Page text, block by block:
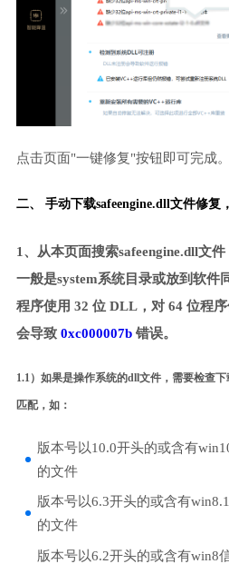
点击页面"一键修复"按钮即可完成。
二、 手动下载safeengine.dll文件修复，
1、从本页面搜索safeengine.dll文
一般是system系统目录或放到软件
程序使用 32 位 DLL，对 64 位程
会导致 0xc000007b错误。
1.1）如果是操作系统的dll文件，需要检查
匹配，如：
版本号以10.0开头的或含有
的文件
版本号以6.3开头的或含有
的文件
版本号以6.2开头的或含有win8